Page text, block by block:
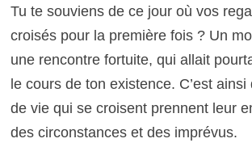
Tu te souviens de ce jour où vos
croisés pour la première fois ? Un
une rencontre fortuite, qui allait
le cours de ton existence. C’est
de vie qui se croisent prennent leur
des circonstances et des imprévus.